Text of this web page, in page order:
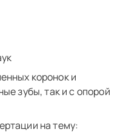
коронок и
зубы, так и с опорой
на тему: